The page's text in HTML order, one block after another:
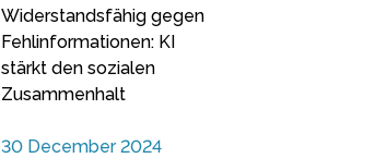
Widerstandsfähig gegen
Fehlinformationen: KI
stärkt den sozialen
Zusammenhalt
30 December 2024